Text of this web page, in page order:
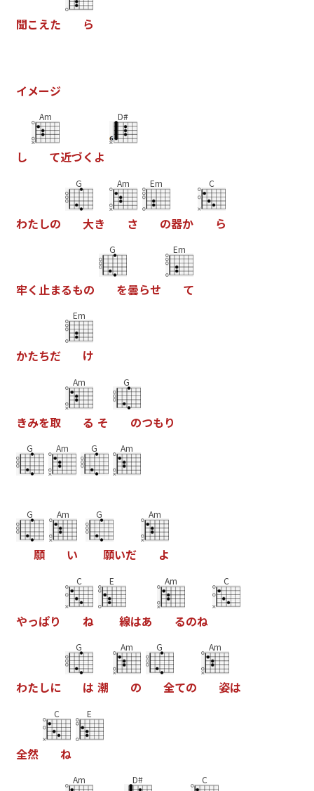
聞こえた ら
イメージ
し
Am
て近づく よ
D#
わたしの
G
大き
Am
さ
Em
の器か
C
ら
牢く 止まるもの
G
を曇らせ
Em
て
かたちだ
Em
け
きみを取
Am
る そ
G
のつもり
G Am G Am
G
願
Am
い
G
願いだ
Am
よ
やっぱり
C
ね
E
線はあ
Am
るのね
C
わたしに
G
は 潮
Am
の
G
全ての
Am
姿は
全然
C
ね
E
Am D# C